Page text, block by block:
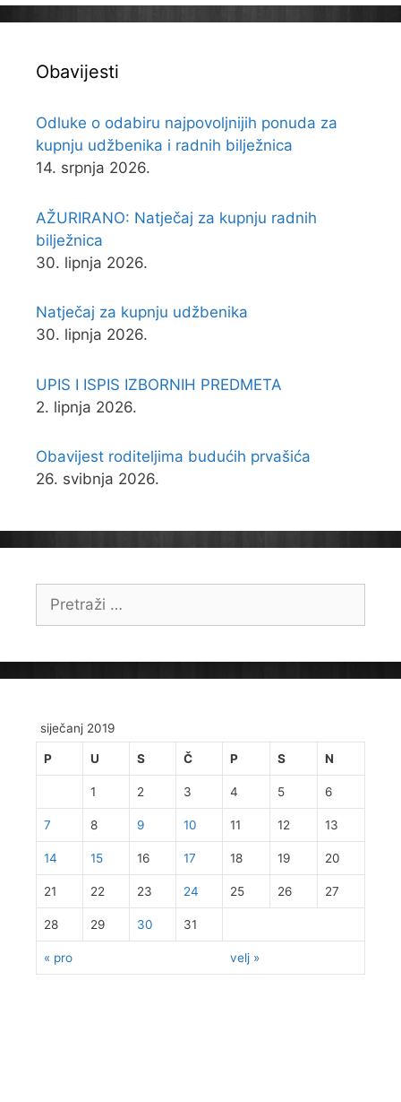
Obavijesti
Odluke o odabiru najpovoljnijih ponuda za
kupnju udžbenika i radnih bilježnica
14. srpnja 2026.
AŽURIRANO: Natječaj za kupnju radnih
bilježnica
30. lipnja 2026.
Natječaj za kupnju udžbenika
30. lipnja 2026.
UPIS I ISPIS IZBORNIH PREDMETA
2. lipnja 2026.
Obavijest roditeljima budućih prvašića
26. svibnja 2026.
Pretraži:
siječanj 2019
P U S Č P S N
« pro velj »
1 2 3 4 5 6
7 8 9 10 11 12 13
14 15 16 17 18 19 20
21 22 23 24 25 26 27
28 29 30 31